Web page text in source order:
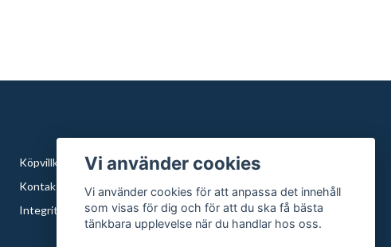
Köpvillkor
Kontakt
Integritetspolicy
Vi använder cookies
Vi använder cookies för att anpassa det innehåll
som visas för dig och för att du ska få bästa
tänkbara upplevelse när du handlar hos oss.